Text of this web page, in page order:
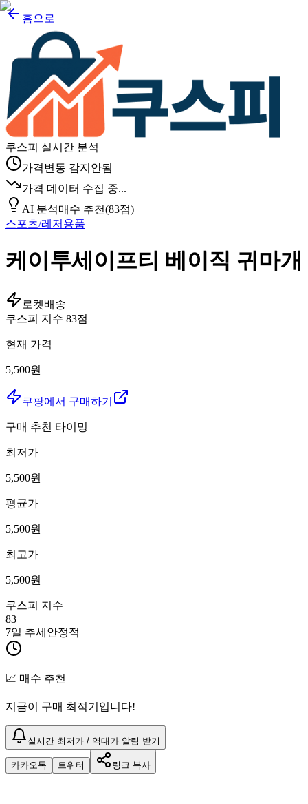
홈으로
쿠스피 실시간 분석
가격변동 감지안됨
가격 데이터 수집 중...
AI 분석매수 추천(83점)
스포츠/레저용품
케이투세이프티 베이직 귀마개
로켓배송
쿠스피 지수 83점
현재 가격
5,500원
쿠팡에서 구매하기
구매 추천 타이밍
최저가
5,500원
평균가
5,500원
최고가
5,500원
쿠스피 지수
83
7일 추세 안정적
📈 매수 추천
지금이 구매 최적기입니다!
실시간 최저가 / 역대가 알림 받기
카카오톡 트위터 링크 복사